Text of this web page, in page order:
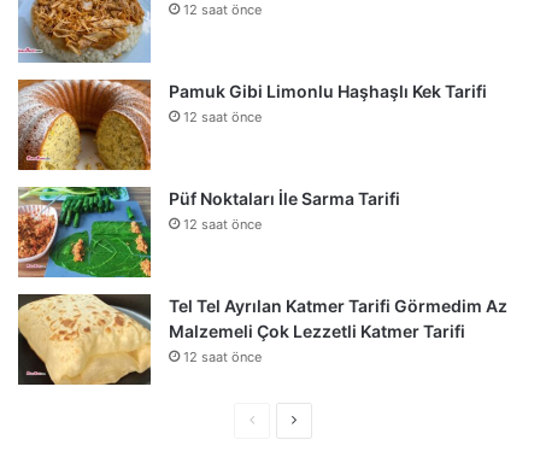
12 saat önce
Pamuk Gibi Limonlu Haşhaşlı Kek Tarifi
12 saat önce
Püf Noktaları İle Sarma Tarifi
12 saat önce
Tel Tel Ayrılan Katmer Tarifi Görmedim Az
Malzemeli Çok Lezzetli Katmer Tarifi
12 saat önce
ÖncekiSonraki